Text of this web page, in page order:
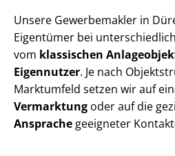
Unsere Gewerbemakler in
Eigentümer bei
vom klassischen
Eigennutzer. Je nach
Marktumfeld setzen wir auf
Vermarktung oder auf die
Ansprachegeeigneter